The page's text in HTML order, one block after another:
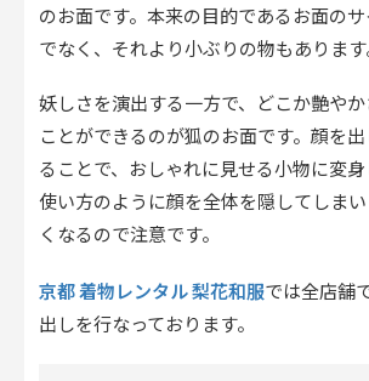
のお面です。本来の目的であるお面の
でなく、それより小ぶりの物もあります
妖しさを演出する一方で、どこか艶や
ことができるのが狐のお面です。顔を
ることで、おしゃれに見せる小物に変
使い方のように顔を全体を隠してしま
くなるので注意です。
京都 着物レンタル 梨花和服では全店舗
出しを行なっております。